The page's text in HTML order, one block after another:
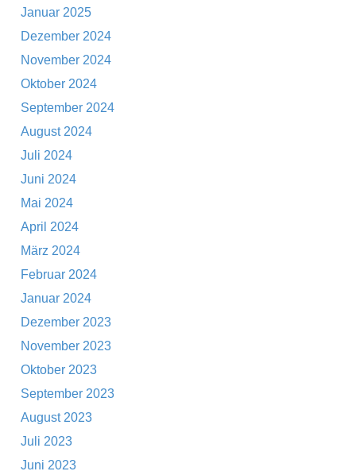
Januar 2025
Dezember 2024
November 2024
Oktober 2024
September 2024
August 2024
Juli 2024
Juni 2024
Mai 2024
April 2024
März 2024
Februar 2024
Januar 2024
Dezember 2023
November 2023
Oktober 2023
September 2023
August 2023
Juli 2023
Juni 2023